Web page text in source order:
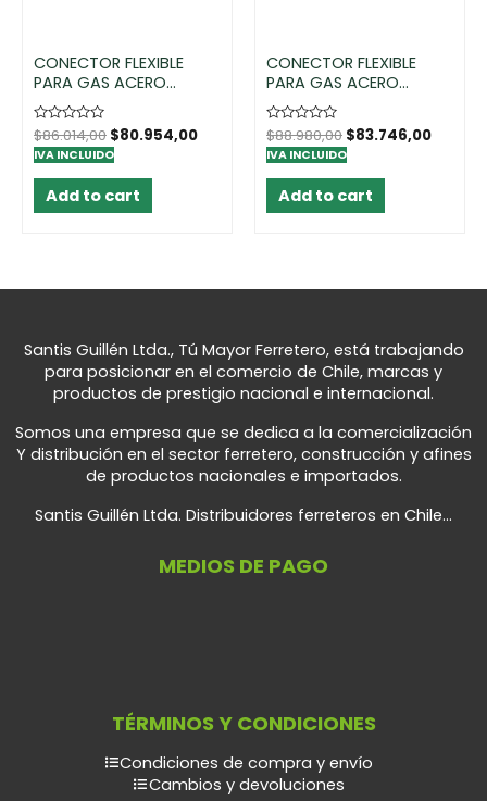
CONECTOR FLEXIBLE
PARA GAS ACERO
INOXIDABLE 3/8″ HI X 1/2″
HI 100 CM-10UND
Rated
0
out
$86.014,00 $80.954,00
IVA INCLUIDO
Add to cart
CONECTOR FLEXIBLE
PARA GAS ACERO
INOXIDABLE 1/2 HI X 3/8
HI IZQ-10UND.
Rated
0
out
$88.980,00 $83.746,00
IVA INCLUIDO
Add to cart
Santis Guillén Ltda., Tú Mayor Ferretero, está trabajando
para posicionar en el comercio de Chile, marcas y
productos de prestigio nacional e internacional.
Somos una empresa que se dedica a la comercialización
Y distribución en el sector ferretero, construcción y afines
de productos nacionales e importados.
Santis Guillén Ltda. Distribuidores ferreteros en Chile...
MEDIOS DE PAGO
TÉRMINOS Y CONDICIONES
Condiciones de compra y envío
Cambios y devoluciones